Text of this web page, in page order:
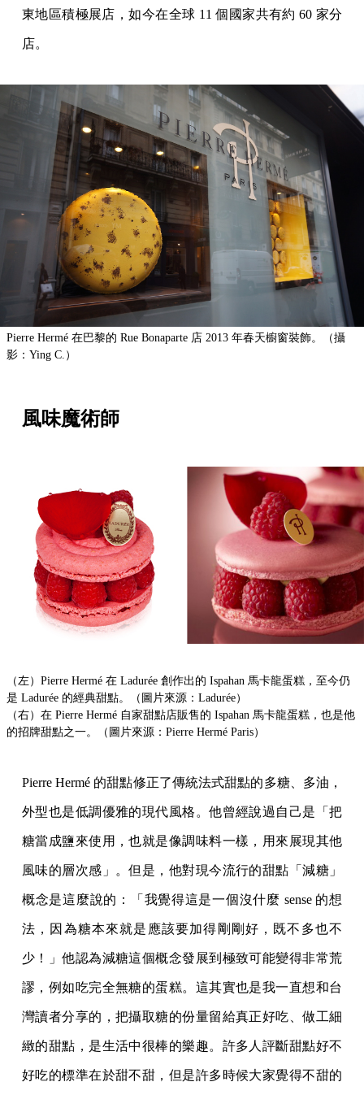
東地區積極展店，如今在全球 11 個國家共有約 60 家分
店。
Pierre Hermé 在巴黎的 Rue Bonaparte 店 2013 年春天櫥窗裝飾。（攝
影：Ying C.）
風味魔術師
（左）Pierre Hermé 在 Ladurée 創作出的 Ispahan 馬卡龍蛋糕，至今仍
是 Ladurée 的經典甜點。（圖片來源：Ladurée）
（右）在 Pierre Hermé 自家甜點店販售的 Ispahan 馬卡龍蛋糕，也是他
的招牌甜點之一。（圖片來源：Pierre Hermé Paris）
Pierre Hermé 的甜點修正了傳統法式甜點的多糖、多油，
外型也是低調優雅的現代風格。他曾經說過自己是「把
糖當成鹽來使用，也就是像調味料一樣，用來展現其他
風味的層次感」。但是，他對現今流行的甜點「減糖」
概念是這麼說的：「我覺得這是一個沒什麼 sense 的想
法，因為糖本來就是應該要加得剛剛好，既不多也不
少！」他認為減糖這個概念發展到極致可能變得非常荒
謬，例如吃完全無糖的蛋糕。這其實也是我一直想和台
灣讀者分享的，把攝取糖的份量留給真正好吃、做工細
緻的甜點，是生活中很棒的樂趣。許多人評斷甜點好不
好吃的標準在於甜不甜，但是許多時候大家覺得不甜的